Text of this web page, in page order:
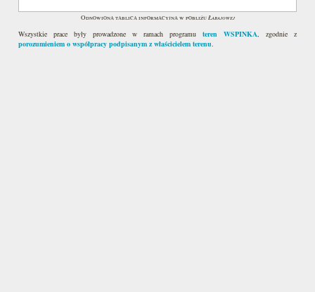
Odnowiona tablica informacyjna w pobliżuŁabajowej
Wszystkie prace były prowadzone w ramach programu teren WSPINKA, zgodnie z
porozumieniem o współpracy podpisanym z właścicielem terenu.